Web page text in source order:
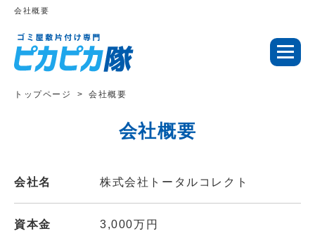
会社概要
トップページ 会社概要
会社概要
会社名 株式会社トータルコレクト
資本金 3,000万円